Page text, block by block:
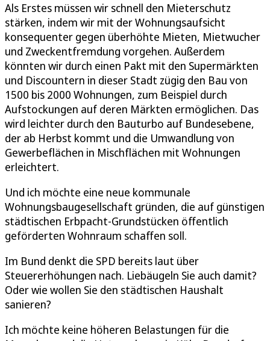
Als Erstes müssen wir schnell den Mieterschutz
stärken, indem wir mit der Wohnungsaufsicht
konsequenter gegen überhöhte Mieten, Mietwucher
und Zweckentfremdung vorgehen. Außerdem
könnten wir durch einen Pakt mit den Supermärkten
und Discountern in dieser Stadt zügig den Bau von
1500 bis 2000 Wohnungen, zum Beispiel durch
Aufstockungen auf deren Märkten ermöglichen. Das
wird leichter durch den Bauturbo auf Bundesebene,
der ab Herbst kommt und die Umwandlung von
Gewerbeflächen in Mischflächen mit Wohnungen
erleichtert.
Und ich möchte eine neue kommunale
Wohnungsbaugesellschaft gründen, die auf günstigen
städtischen Erbpacht-Grundstücken öffentlich
geförderten Wohnraum schaffen soll.
Im Bund denkt die SPD bereits laut über
Steuererhöhungen nach. Liebäugeln Sie auch damit?
Oder wie wollen Sie den städtischen Haushalt
sanieren?
Ich möchte keine höheren Belastungen für die